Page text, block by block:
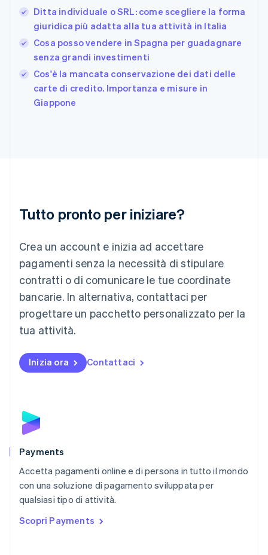
Ditta individuale o SRL: come scegliere la forma
giuridica più adatta alla tua attività in Italia
Cosa posso vendere in Spagna per guadagnare
senza grandi investimenti
Cos'è la mancata conservazione dei dati delle
carte di credito. Importanza e misure in
Giappone
Tutto pronto per iniziare?
Crea un account e inizia ad accettare
pagamenti senza la necessità di stipulare
contratti o di comunicare le tue coordinate
bancarie. In alternativa, contattaci per
progettare un pacchetto personalizzato per la
tua attività.
Inizia ora Contattaci
Payments
Accetta pagamenti online e di persona in tutto il mondo
con una soluzione di pagamento sviluppata per
qualsiasi tipo di attività.
Scopri Payments
DeutschEnglish
Giappone
日本語
Gibilterra
English
Grecia
English
India
English
Lituania
Lussemburgo
Deutsch English
Malaysia
English 简体中文
Malta
Messico
EspañolEnglish
English
Nuova Zelanda
Polonia
English
Português
English简体中文
Regno Unito
English
English